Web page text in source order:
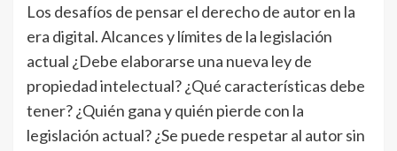
Los desafíos de pensar el derecho de autor en la
era digital. Alcances y límites de la legislación
actual ¿Debe elaborarse una nueva ley de
propiedad intelectual? ¿Qué características debe
tener? ¿Quién gana y quién pierde con la
legislación actual? ¿Se puede respetar al autor sin